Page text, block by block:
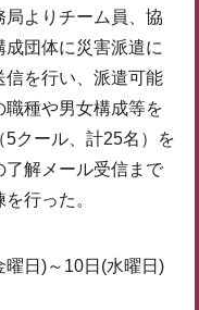
よりチーム員、協
団体に災害派遣に
信を行い、派遣可能
職種や男女構成等を
クール、計25名）を
了解メール受信まで
行った。
日)～10日(水曜日)